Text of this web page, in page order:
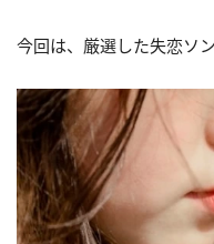
今回は、厳選した失恋ソ